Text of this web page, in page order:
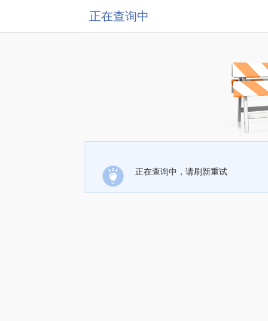
正在查询中
正在查询中，请刷新重试